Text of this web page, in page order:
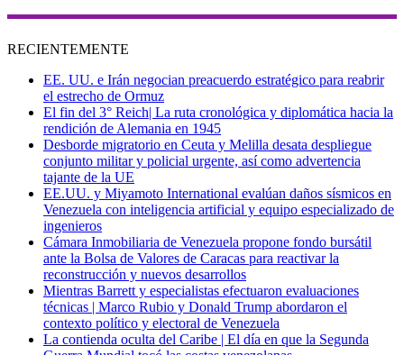
RECIENTEMENTE
EE. UU. e Irán negocian preacuerdo estratégico para reabrir
el estrecho de Ormuz
El fin del 3° Reich| La ruta cronológica y diplomática hacia la
rendición de Alemania en 1945
Desborde migratorio en Ceuta y Melilla desata despliegue
conjunto militar y policial urgente, así como advertencia
tajante de la UE
EE.UU. y Miyamoto International evalúan daños sísmicos en
Venezuela con inteligencia artificial y equipo especializado de
ingenieros
Cámara Inmobiliaria de Venezuela propone fondo bursátil
ante la Bolsa de Valores de Caracas para reactivar la
reconstrucción y nuevos desarrollos
Mientras Barrett y especialistas efectuaron evaluaciones
técnicas | Marco Rubio y Donald Trump abordaron el
contexto político y electoral de Venezuela
La contienda oculta del Caribe | El día en que la Segunda